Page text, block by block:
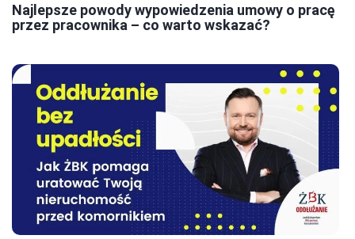
Najlepsze powody wypowiedzenia umowy o pracę
przez pracownika – co warto wskazać?